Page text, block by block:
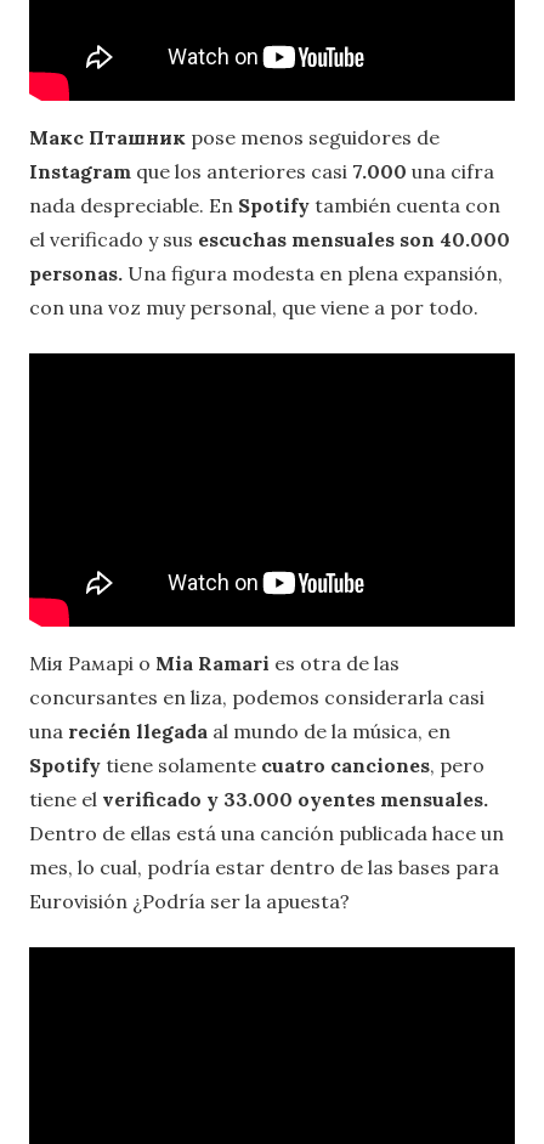
Макс Пташник pose menos seguidores de
Instagram que los anteriores casi 7.000 una cifra
nada despreciable. En Spotify también cuenta con
el verificado y sus escuchas mensuales son 40.000
personas. Una figura modesta en plena expansión,
con una voz muy personal, que viene a por todo.
Мія Рамарі o Mia Ramari es otra de las
concursantes en liza, podemos considerarla casi
una recién llegada al mundo de la música, en
Spotify tiene solamente cuatro canciones, pero
tiene el verificado y 33.000 oyentes mensuales.
Dentro de ellas está una canción publicada hace un
mes, lo cual, podría estar dentro de las bases para
Eurovisión ¿Podría ser la apuesta?